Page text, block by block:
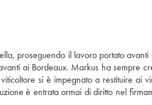
proseguendo il lavoro portato avanti
ai Bordeaux. Markus ha sempre
si è impegnato a restituire ai
è entrata ormai di diritto nel